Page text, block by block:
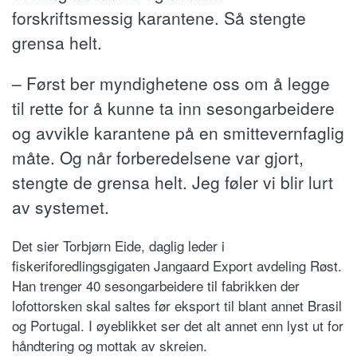
forskriftsmessig karantene. Så stengte
grensa helt.
– Først ber myndighetene oss om å legge
til rette for å kunne ta inn sesongarbeidere
og avvikle karantene på en smittevernfaglig
måte. Og når forberedelsene var gjort,
stengte de grensa helt. Jeg føler vi blir lurt
av systemet.
Det sier Torbjørn Eide, daglig leder i
fiskeriforedlingsgigaten Jangaard Export avdeling Røst.
Han trenger 40 sesongarbeidere til fabrikken der
lofottorsken skal saltes før eksport til blant annet Brasil
og Portugal. I øyeblikket ser det alt annet enn lyst ut for
håndtering og mottak av skreien.